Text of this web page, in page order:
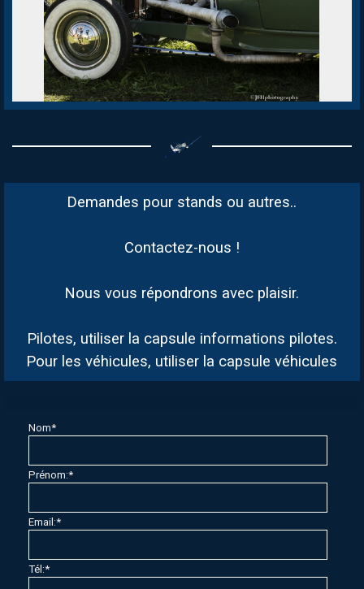
Demandes pour stands ou autres..
Contactez-nous !
Nous vous répondrons avec plaisir.
Pilotes, utiliser la capsule informations pilotes.
Pour les véhicules, utiliser la capsule véhicules
Nom*
Prénom:*
Email:*
Tél:*